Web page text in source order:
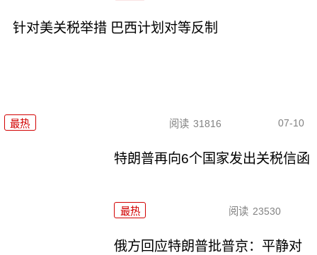
针对美关税举措 巴西计划对等反制
最热 阅读 31816 07-10
特朗普再向6个国家发出关税信函
最热 阅读 23530
俄方回应特朗普批普京：平静对